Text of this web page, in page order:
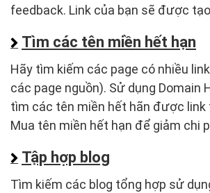
feedback. Link của bạn sẽ được
Tìm các tên miền hết hạn
Hãy tìm kiếm các page có nhiều
các page nguồn). Sử dụng Domain
tìm các tên miền hết hãn được link
Mua tên miền hết hạn để giảm chi
Tập hợp blog
Tìm kiếm các blog tổng hợp sử